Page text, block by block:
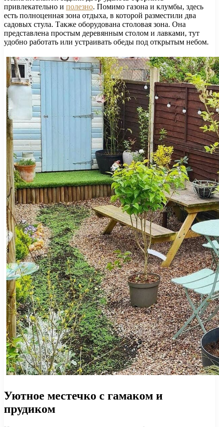
привлекательно и полезно. Помимо газона и клумбы, здесь
есть полноценная зона отдыха, в которой разместили два
садовых стула. Также оборудована столовая зона. Она
представлена простым деревянным столом и лавками, тут
удобно работать или устраивать обеды под открытым небом.
Уютное местечко с гамаком и
прудиком